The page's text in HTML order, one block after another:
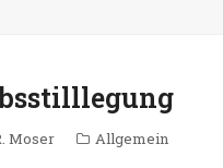
Moser Allgemein